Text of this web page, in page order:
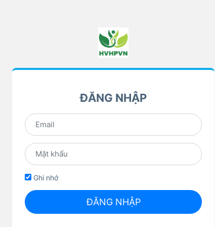
ĐĂNG NHẬP
Ghi nhớ
ĐĂNG NHẬP